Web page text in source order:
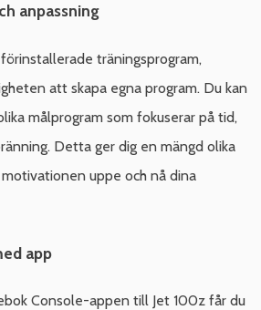
anpassning
träningsprogram,
att skapa egna program. Du kan
målprogram som fokuserar på tid,
Detta ger dig en mängd olika
uppe och nå dina
app
Console-appen till Jet 100z får du